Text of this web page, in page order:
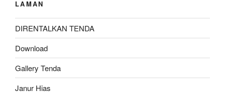
LAMAN
DIRENTALKAN TENDA
Download
Gallery Tenda
Janur Hias